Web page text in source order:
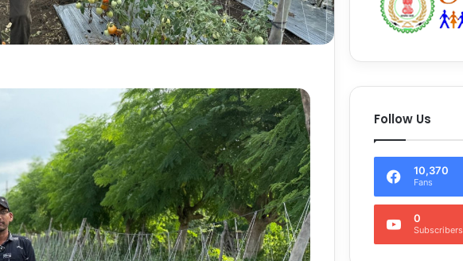
Follow Us
10,370
Fans
0
Subscribers